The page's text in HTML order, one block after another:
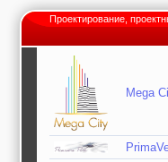
Проектирование,
Mega